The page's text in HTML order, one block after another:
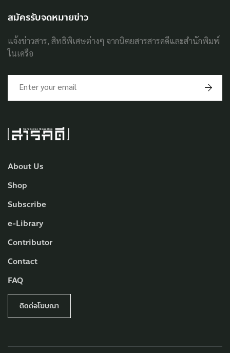
About Us
Shop
Subscribe
e-Library
Contributor
Contact
FAQ
ติดต่อโฆษณา
สมัครรับจดหมายข่าว
แจ้งข่าวสาร, สิทธิพิเศษต่างๆ จากนิตยสารสารคดีและสำนักพิมพ์
ในเครือ